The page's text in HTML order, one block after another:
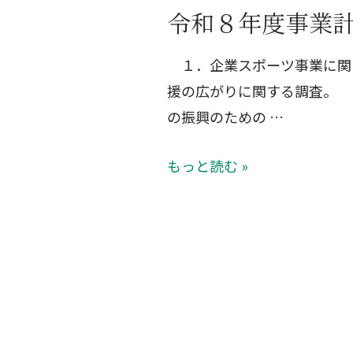
令和８年度事業
１．企業スポーツ事業
援の広がりに関する調査
の振興のための …
もっと読む »